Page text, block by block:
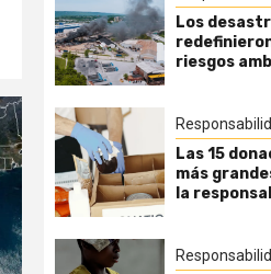
Los
riesgos
Las 15
más
la